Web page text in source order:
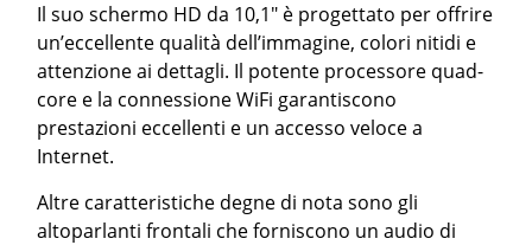
Il suo schermo HD da 10,1″ è progettato per offrire
un’eccellente qualità dell’immagine, colori nitidi e
attenzione ai dettagli. Il potente processore quad-
core e la connessione WiFi garantiscono
prestazioni eccellenti e un accesso veloce a
Internet.
Altre caratteristiche degne di nota sono gli
altoparlanti frontali che forniscono un audio di